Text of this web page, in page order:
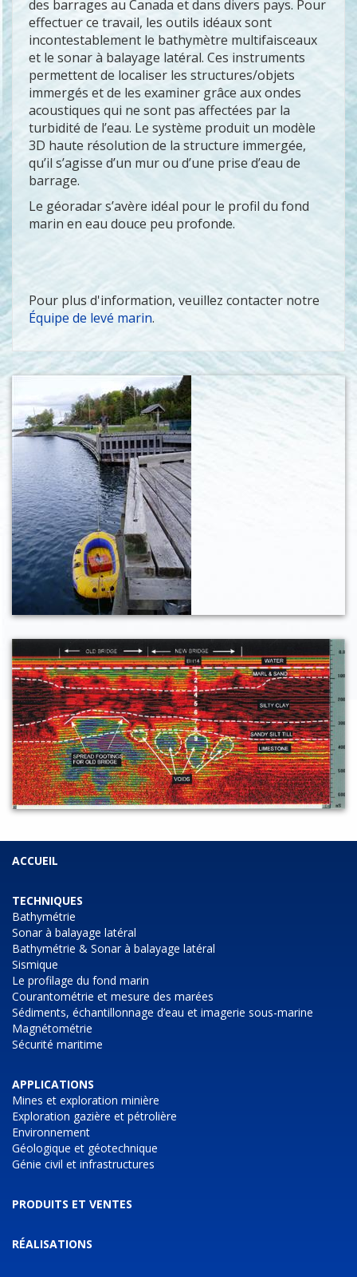
des barrages au Canada et dans divers pays. Pour
effectuer ce travail, les outils idéaux sont
incontestablement le bathymètre multifaisceaux
et le sonar à balayage latéral. Ces instruments
permettent de localiser les structures/objets
immergés et de les examiner grâce aux ondes
acoustiques qui ne sont pas affectées par la
turbidité de l’eau. Le système produit un modèle
3D haute résolution de la structure immergée,
qu’il s’agisse d’un mur ou d’une prise d’eau de
barrage.
Le géoradar s’avère idéal pour le profil du fond
marin en eau douce peu profonde.
Pour plus d'information, veuillez contacter notre
Équipe de levé marin.
ACCUEIL
TECHNIQUES
Bathymétrie
Sonar à balayage latéral
Bathymétrie & Sonar à balayage latéral
Sismique
Le profilage du fond marin
Courantométrie et mesure des marées
Sédiments, échantillonnage d’eau et imagerie sous-marine
Magnétométrie
Sécurité maritime
APPLICATIONS
Mines et exploration minière
Exploration gazière et pétrolière
Environnement
Géologique et géotechnique
Génie civil et infrastructures
PRODUITS ET VENTES
RÉALISATIONS